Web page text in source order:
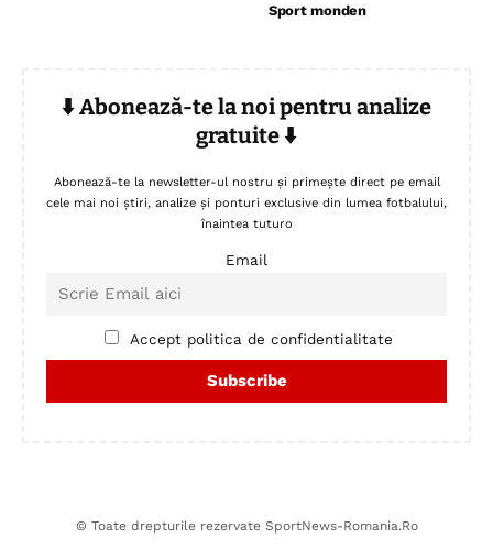
Sport monden
⬇️ Abonează-te la noi pentru analize
gratuite ⬇️
Abonează-te la newsletter-ul nostru și primește direct pe email
cele mai noi știri, analize și ponturi exclusive din lumea fotbalului,
înaintea tuturo
Email
Accept politica de confidentialitate
© Toate drepturile rezervate SportNews-Romania.Ro